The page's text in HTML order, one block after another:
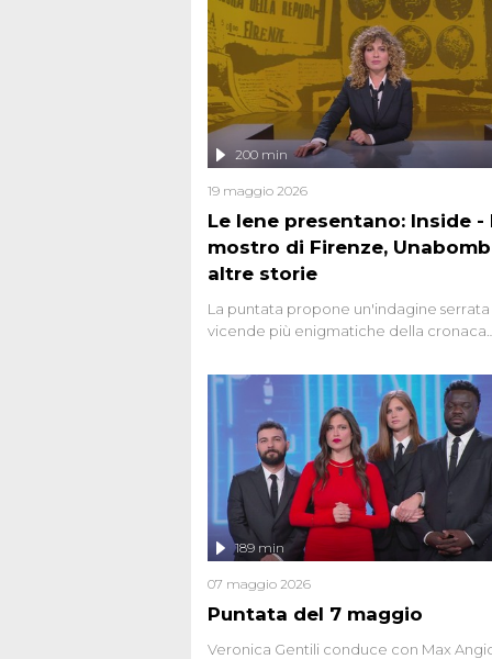
Le Iene presentano: Inside -
mostro di Firenze,
altre storie
200 min
19 maggio 2026
La puntata propone un'indagine serrata
vicende più enigmatiche della cronaca
seriale responsabile di decine di
gli anni '90 e il 2000 che,
potrebbe essere ancora in libertà. Lo
affronta inoltre le zone d'ombra sul
Firenze, le cui responsabilità appaiono
oggi avvolte in un groviglio di dubbi mai
chiariti. Nel corso dello speciale anche
l'intervista inedita a Olindo Romano,
ne...
Puntata del 7 maggio
189 min
07 maggio 2026
Veronica Gentili conduce con Max